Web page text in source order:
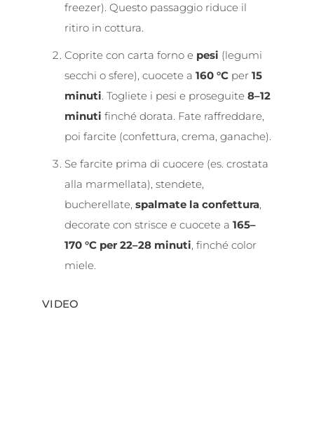
freezer). Questo passaggio riduce il
ritiro in cottura.
Coprite con carta forno e pesi (legumi
secchi o sfere), cuocete a 160 °C per 15
minuti . Togliete i pesi e proseguite 8–12
minuti finché dorata. Fate raffreddare,
poi farcite (confettura, crema, ganache).
Se farcite prima di cuocere (es. crostata
alla marmellata), stendete,
bucherellate, spalmate la confettura
decorate con strisce e cuocete a 165–
170 °C per 22–28 minuti , finché color
miele.
VIDEO